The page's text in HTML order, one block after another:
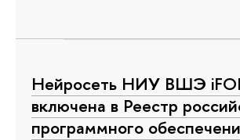
Нейросеть НИУ ВШЭ
включена в Реестр
программного